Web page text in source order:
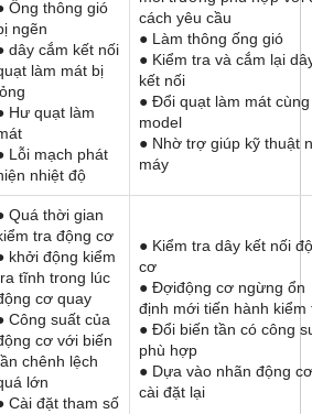
Ống thông gió
ngẽn
dây cắm kết nối
làm mát bị
Hư quạt làm
Lỗi mạch phát
nhiệt độ
cách yêu cầu
● Làm thông ống gió
● Kiểm tra và cắm lại
kết nối
● Đổi quạt làm mát cùng
model
● Nhờ trợ giúp kỹ thuật
máy
Quá thời gian
tra động cơ
khởi động kiểm
tĩnh trong lúc
cơ quay
Công suất của
cơ với biến
chênh lệch
lớn
Cài đặt tham số
● Kiểm tra dây kết nối
cơ
● Đợiđộng cơ ngừng ổn
định mới tiến hành kiểm
● Đổi biến tần có công
phù hợp
● Dựa vào nhãn động cơ
cài đặt lại